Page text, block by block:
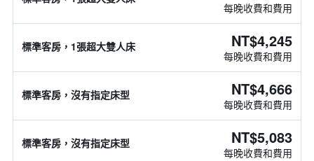
每晚收費和費用
標準客房，1張超大雙人床 NT$4,245
每晚收費和費用
標準客房，沒有指定床型 NT$4,666
每晚收費和費用
標準客房，沒有指定床型 NT$5,083
每晚收費和費用